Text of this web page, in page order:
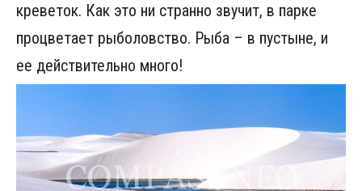
креветок. Как это ни странно звучит, в парке
процветает рыболовство. Рыба – в пустыне, и
ее действительно много!